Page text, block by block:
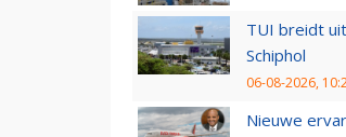
TUI breidt
Schiphol
06-08-2026,
Nieuwe